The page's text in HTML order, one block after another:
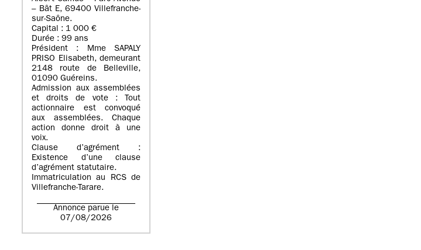
– Bât E, 69400 Villefranche-
sur-Saône.
Capital : 1 000 €
Durée : 99 ans
Président : Mme SAPALY
PRISO Elisabeth, demeurant
2148 route de Belleville,
01090 Guéreins.
Admission aux assemblées
et droits de vote : Tout
actionnaire est convoqué
aux assemblées. Chaque
action donne droit à une
voix.
Clause d’agrément :
Existence d’une clause
d’agrément statutaire.
Immatriculation au RCS de
Villefranche-Tarare.
Annonce parue le
07/08/2026